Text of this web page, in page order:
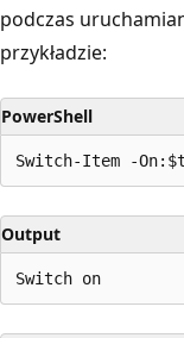
podczas
przykładzie:
PowerShell
Output